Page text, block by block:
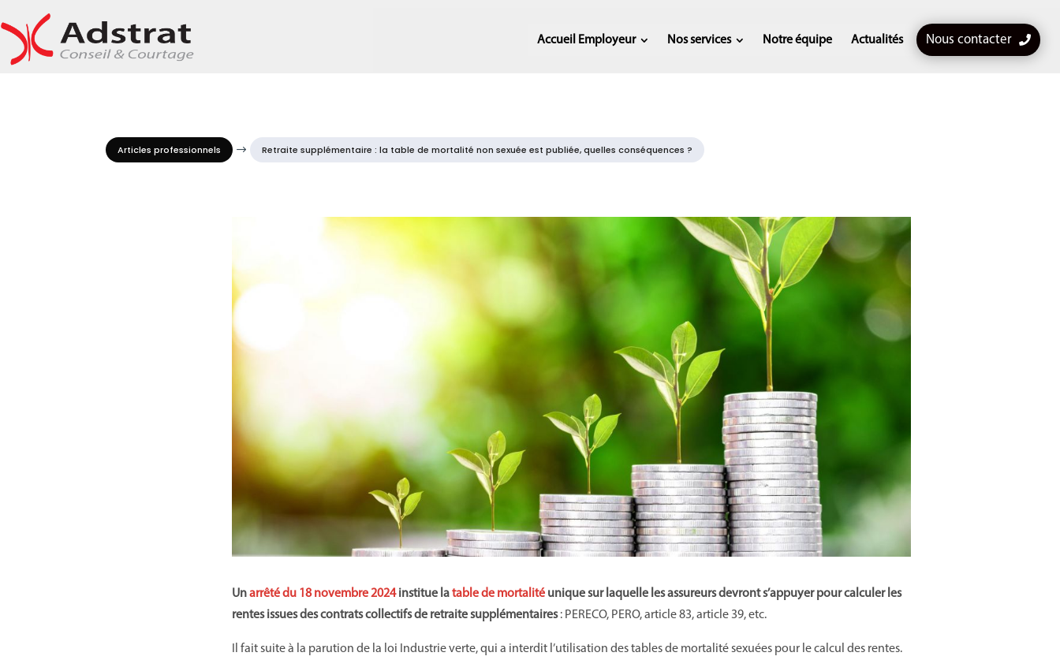
Accueil Employeur Nos services Notre équipe Actualités Nous contacter
Articles professionnels $ Retraite supplémentaire : la table de mortalité non sexuée est publiée, quelles conséquences ?
Unarrêté du 18 novembre 2024institue latable de mortalité unique sur laquelle les assureurs devront s’appuyer pour calculer les
rentes issues des contrats collectifs de retraite supplémentaires: PERECO, PERO, article 83, article 39, etc.
Il fait suite à la parution de la loi Industrie verte, qui a interdit l’utilisation des tables de mortalité sexuées pour le calcul des rentes.